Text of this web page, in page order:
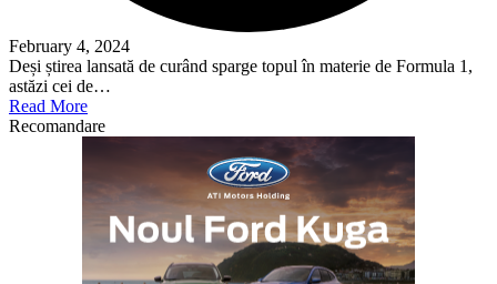
February 4, 2024
Deși știrea lansată de curând sparge topul în materie de Formula 1,
astăzi cei de…
Read More
Recomandare